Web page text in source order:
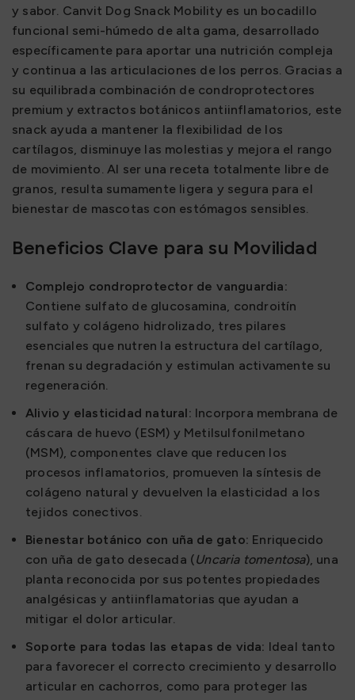
y sabor. Canvit Dog Snack Mobility es un bocadillo
funcional semi-húmedo de alta gama, desarrollado
específicamente para aportar una nutrición compleja
y continua a las articulaciones de los perros. Gracias a
su equilibrada combinación de condroprotectores
premium y extractos botánicos antiinflamatorios, este
snack ayuda a mantener la flexibilidad de los
cartílagos, disminuye las molestias y mejora el rango
de movimiento. Al ser una receta totalmente libre de
granos, resulta sumamente ligera y segura para el
bienestar de mascotas con estómagos sensibles.
Beneficios Clave para su Movilidad
Complejo condroprotector de vanguardia:
Contiene sulfato de glucosamina, condroitín
sulfato y colágeno hidrolizado, tres pilares
esenciales que nutren la estructura del cartílago,
frenan su degradación y estimulan activamente su
regeneración.
Alivio y elasticidad natural: Incorpora membrana de
cáscara de huevo (ESM) y Metilsulfonilmetano
(MSM), componentes clave que reducen los
procesos inflamatorios, promueven la síntesis de
colágeno natural y devuelven la elasticidad a los
tejidos conectivos.
Bienestar botánico con uña de gato: Enriquecido
con uña de gato desecada (Uncaria tomentosa), una
planta reconocida por sus potentes propiedades
analgésicas y antiinflamatorias que ayudan a
mitigar el dolor articular.
Soporte para todas las etapas de vida: Ideal tanto
para favorecer el correcto crecimiento y desarrollo
articular en cachorros, como para proteger las